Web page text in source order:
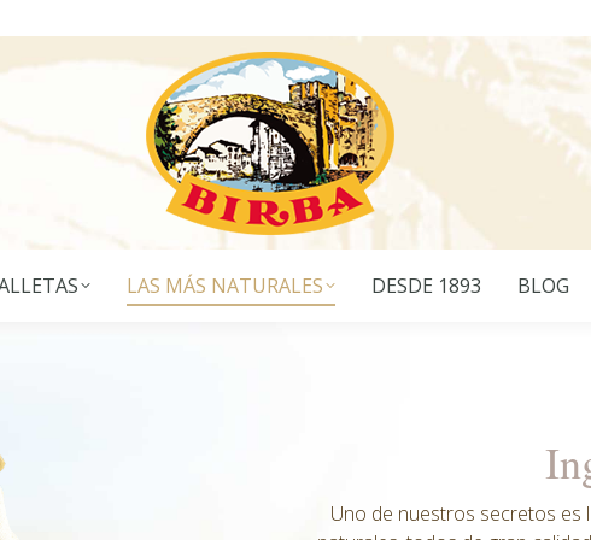
LAS MÁS NATURALES DESDE 1893 BLOG
Uno de nuestros secretos es